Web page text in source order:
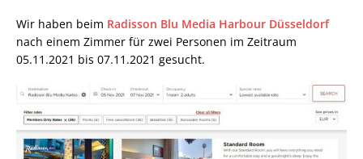
Wir haben beim Radisson Blu Media Harbour Düsseldorf
nach einem Zimmer für zwei Personen im Zeitraum
05.11.2021 bis 07.11.2021 gesucht.